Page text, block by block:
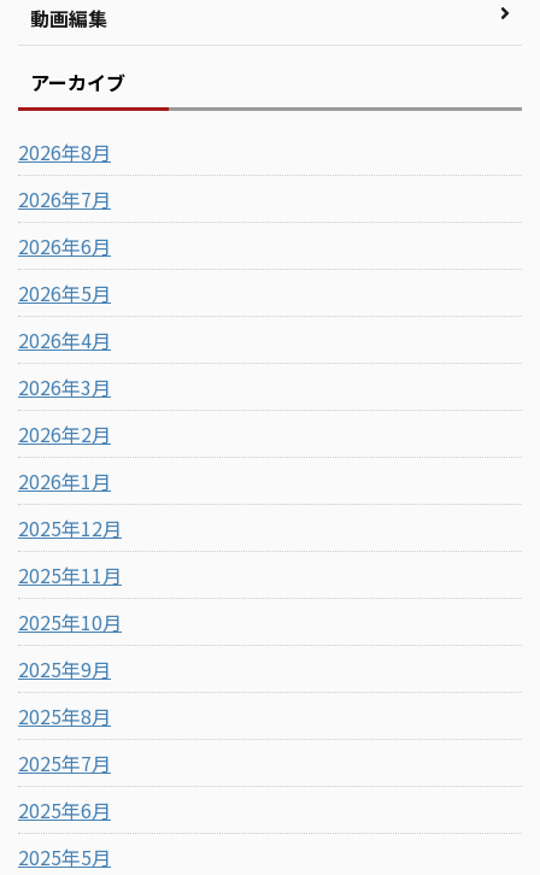
動画編集
アーカイブ
2026年8月
2026年7月
2026年6月
2026年5月
2026年4月
2026年3月
2026年2月
2026年1月
2025年12月
2025年11月
2025年10月
2025年9月
2025年8月
2025年7月
2025年6月
2025年5月